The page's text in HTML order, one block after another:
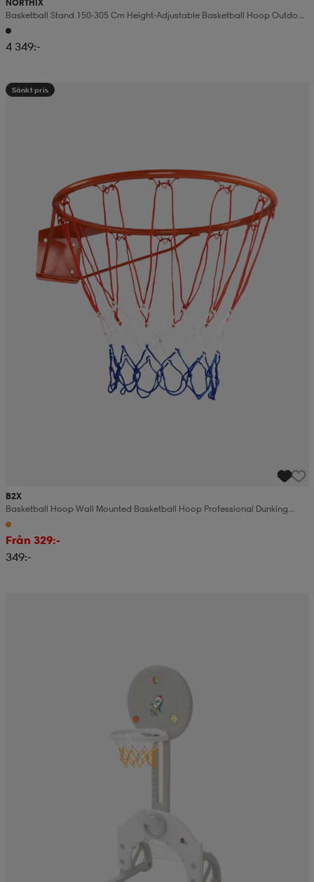
NORTHIX
Basketball Stand 150-305 Cm Height-Adjustable Basketball Hoop Outdoor
With Stand
4 349:-
Sänkt pris
B2X
Basketball Hoop Wall Mounted Basketball Hoop Professional Dunking
Basketball Hoop For Indoor And Out
Från 329:-
349:-